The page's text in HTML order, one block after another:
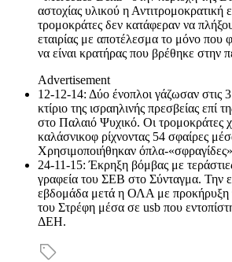
αστοχίας υλικού η Αντιτρομοκρατική
τρομοκράτες δεν κατάφεραν να
εταιρίας με αποτέλεσμα το μόνο που
να είναι κρατήρας που βρέθηκε στην
Advertisement
12-12-14: Δύο ένοπλοι γάζωσαν στις
κτίριο της ισραηλινής πρεσβείας επί
στο Παλαιό Ψυχικό. Οι τρομοκράτες
καλάσνικοφ ρίχνοντας 54 σφαίρες
Χρησιμοποιήθηκαν όπλα-
24-11-15: Έκρηξη βόμβας με
γραφεία του ΣΕΒ στο Σύνταγμα. Την
εβδομάδα μετά η ΟΛΑ με προκήρυξη
του Στρέφη μέσα σε usb που
ΔΕΗ.